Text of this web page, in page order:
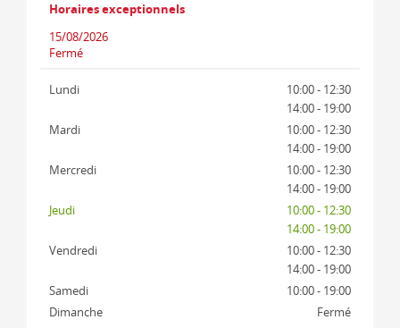
Horaires exceptionnels
15/08/2026
Fermé
Lundi
10:00 - 12:30
14:00 - 19:00
Mardi
10:00 - 12:30
14:00 - 19:00
Mercredi
10:00 - 12:30
14:00 - 19:00
Jeudi
10:00 - 12:30
14:00 - 19:00
Vendredi
10:00 - 12:30
14:00 - 19:00
Samedi
10:00 - 19:00
Dimanche
Fermé